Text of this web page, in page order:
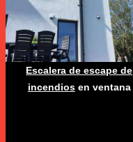
Escalera de escape de
incendiosen ventana